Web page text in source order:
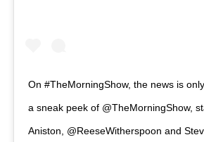
On #TheMorningShow, the news is
a sneak peek of @TheMorningShow,
Aniston, @ReeseWitherspoon and